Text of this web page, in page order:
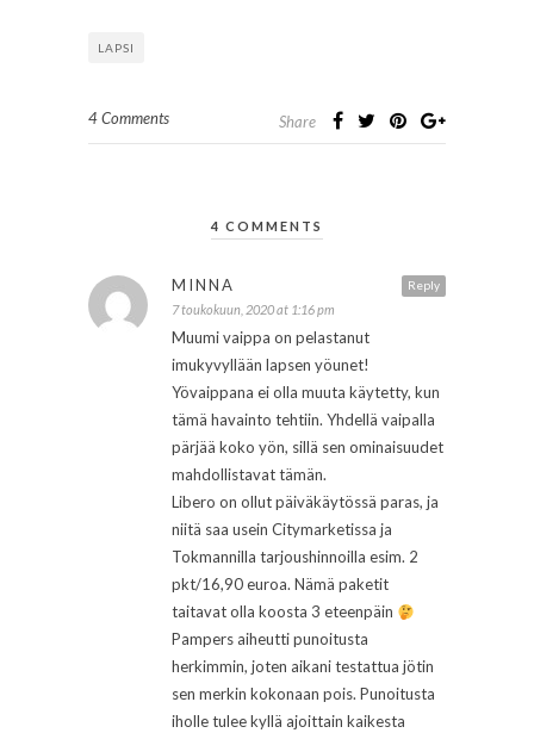
LAPSI
4 Comments Share
4 COMMENTS
Reply
MINNA
7 toukokuun, 2020 at 1:16 pm
Muumi vaippa on pelastanut
imukyvyllään lapsen yöunet!
Yövaippana ei olla muuta käytetty, kun
tämä havainto tehtiin. Yhdellä vaipalla
pärjää koko yön, sillä sen ominaisuudet
mahdollistavat tämän.
Libero on ollut päiväkäytössä paras, ja
niitä saa usein Citymarketissa ja
Tokmannilla tarjoushinnoilla esim. 2
pkt/16,90 euroa. Nämä paketit
taitavat olla koosta 3 eteenpäin
Pampers aiheutti punoitusta
herkimmin, joten aikani testattua jötin
sen merkin kokonaan pois. Punoitusta
iholle tulee kyllä ajoittain kaikesta